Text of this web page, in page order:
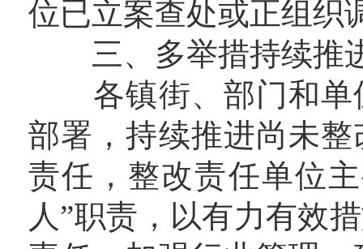
位已立案查处或正组织
三、多举措持续推
各镇街、部门和单
部署，持续推进尚未
责任，整改责任单位
人”职责，以有力有效